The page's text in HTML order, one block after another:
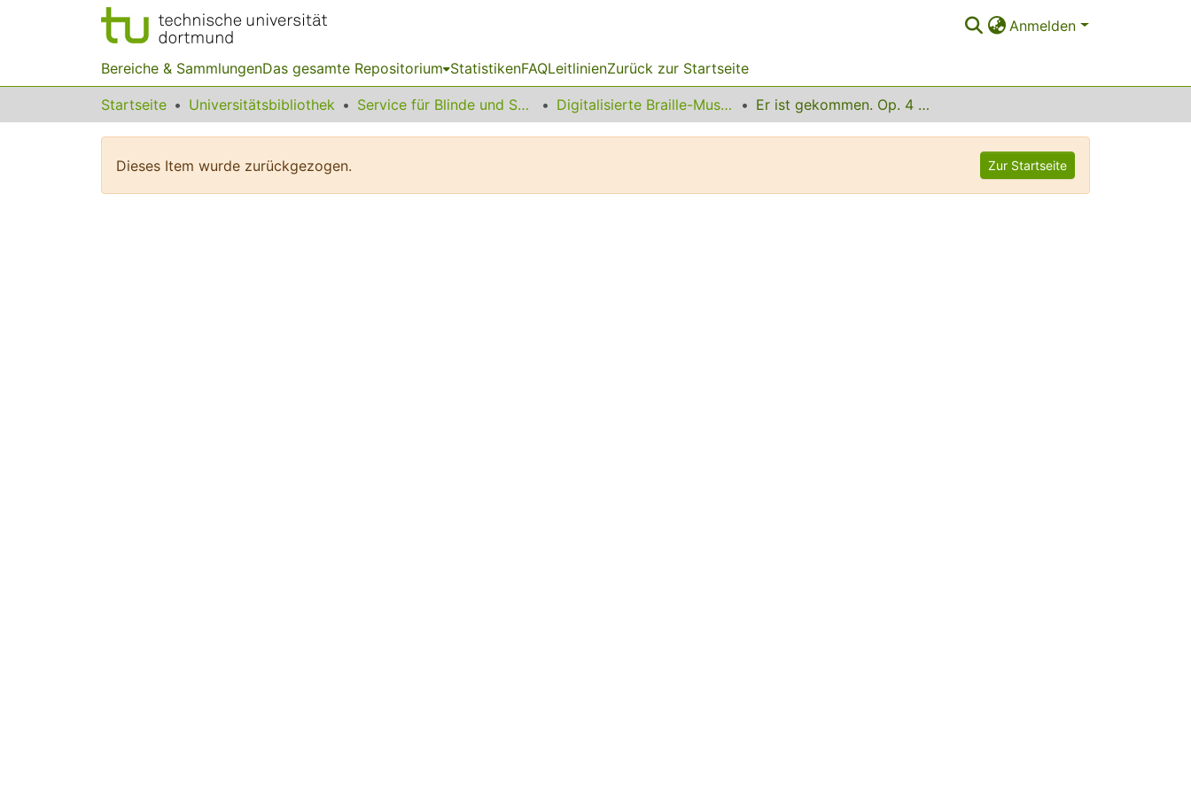
Anmelden
Bereiche & SammlungenDas gesamte Repositorium StatistikenFAQLeitlinienZurück zur Startseite
Startseite Universitätsbibliothek Service für Blinde und Sehbehinderte Digitalisierte Braille-Musik-Matrizen des VzfB Er ist gekommen. Op. 4 Nr. 7
Dieses Item wurde zurückgezogen. Zur Startseite